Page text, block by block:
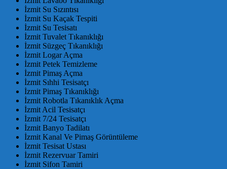
İzmit Su Sızıntısı
İzmit Su Kaçak Tespiti
İzmit Su Tesisatı
İzmit Tuvalet Tıkanıklığı
İzmit Süzgeç Tıkanıklığı
İzmit Logar Açma
İzmit Petek Temizleme
İzmit Pimaş Açma
İzmit Sıhhi Tesisatçı
İzmit Pimaş Tıkanıklığı
İzmit Robotla Tıkanıklık Açma
İzmit Acil Tesisatçı
İzmit 7/24 Tesisatçı
İzmit Banyo Tadilatı
İzmit Kanal Ve Pimaş Görüntüleme
İzmit Tesisat Ustası
İzmit Rezervuar Tamiri
İzmit Sifon Tamiri